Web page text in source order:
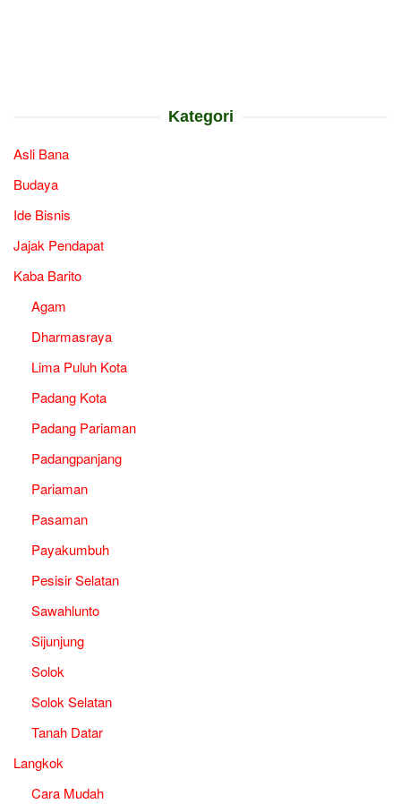
Kategori
Asli Bana
Budaya
Ide Bisnis
Jajak Pendapat
Kaba Barito
Agam
Dharmasraya
Lima Puluh Kota
Padang Kota
Padang Pariaman
Padangpanjang
Pariaman
Pasaman
Payakumbuh
Pesisir Selatan
Sawahlunto
Sijunjung
Solok
Solok Selatan
Tanah Datar
Langkok
Cara Mudah